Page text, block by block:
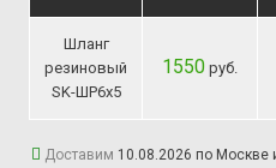
Шланг
резиновый
SK-ШР6х5
1550 руб.
Доставим 10.08.2026 по Москве